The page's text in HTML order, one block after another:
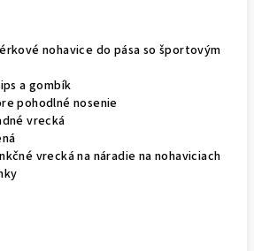
nohavice do pása so športovým
a gombík
pohodlné nosenie
vrecká
vrecká na náradie na nohaviciach